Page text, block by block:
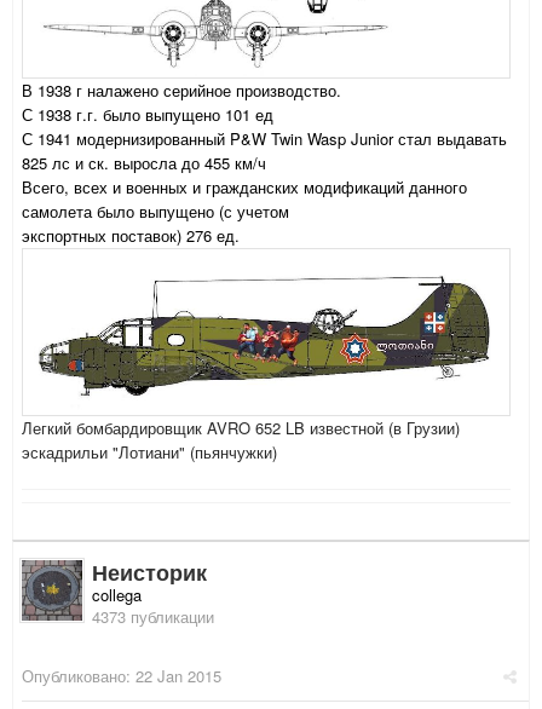
В 1938 г налажено серийное производство.
С 1938 г.г. было выпущено 101 ед
С 1941 модернизированный P&W Twin Wasp Junior стал выдавать
825 лс и ск. выросла до 455 км/ч
Всего, всех и военных и гражданских модификаций данного
самолета было выпущено (с учетом
экспортных поставок) 276 ед.
Легкий бомбардировщик AVRO 652 LB известной (в Грузии)
эскадрильи "Лотиани" (пьянчужки)
Неисторик
collega
4373 публикации
Опубликовано: 22 Jan 2015